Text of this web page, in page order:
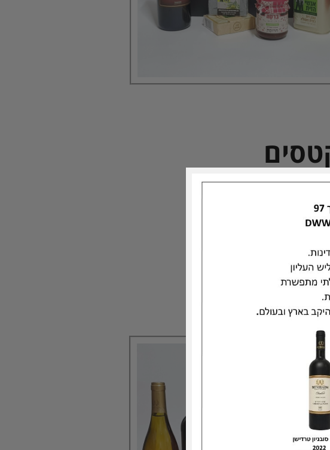
מבציר 2015/16
תקן, צנצנת חרוסת
מעוצב בצורת תוכי
וקלנדולה.
+ שקית נייר